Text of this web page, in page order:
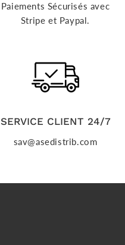
Paiements Sécurisés avec
Stripe et Paypal.
SERVICE CLIENT 24/7
sav@asedistrib.com